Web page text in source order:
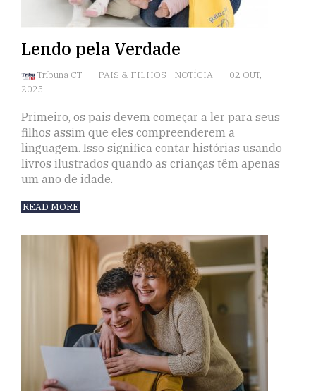
Lendo pela Verdade
Tribuna CT PAIS & FILHOS - NOTÍCIA
02 OUT,
2025
Primeiro, os pais devem começar a ler para seus
filhos assim que eles compreenderem a
linguagem. Isso significa contar histórias usando
livros ilustrados quando as crianças têm apenas
um ano de idade.
READ MORE